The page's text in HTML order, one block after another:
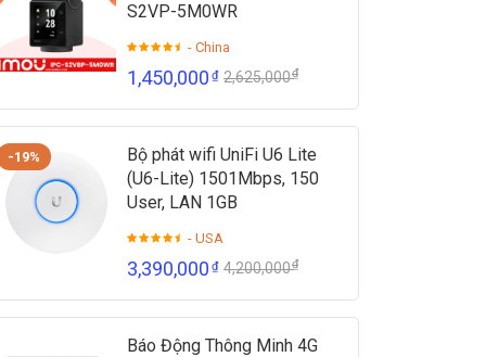
S2VP-5M0WR
- China
1,450,000₫ 2,625,000₫
-19%
Bộ phát wifi UniFi U6 Lite
(U6-Lite) 1501Mbps, 150
User, LAN 1GB
- USA
3,390,000₫ 4,200,000₫
Báo Động Thông Minh 4G